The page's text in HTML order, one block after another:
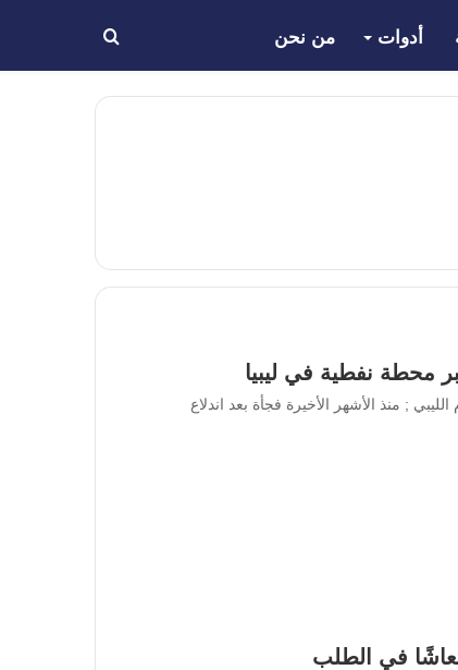
أدوات من نحن بحث
عن
محطة نفطية في ليبيا
; منذ الأشهر الأخيرة فجأة بعد اندلاع
في الطلب